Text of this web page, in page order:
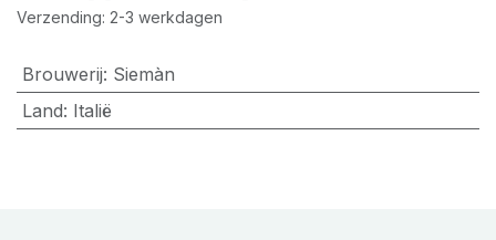
Verzending: 2-3 werkdagen
Brouwerij: Siemàn
Land: Italië